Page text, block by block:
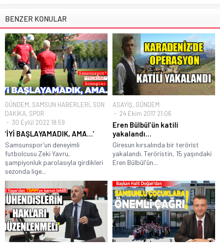
BENZER KONULAR
GÜNDEM, SAMSUN HABERLERİ, SON
DAKİKA, SPOR
30 Eylül 2022 18:59
‘İYİ BAŞLAYAMADIK, AMA…’
Samsunspor’un deneyimli
futbolcusu Zeki Yavru,
şampiyonluk parolasıyla girdikleri
sezonda lige...
ASAYİŞ, GÜNDEM
24 Ekim 2017 21:06
Eren Bülbül’ün katili
yakalandı…
Giresun kırsalında bir terörist
yakalandı. Teröristin, 15 yaşındaki
Eren Bülbül'ün...